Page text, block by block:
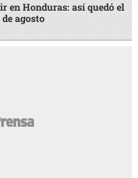
en Honduras: así quedó el
agosto